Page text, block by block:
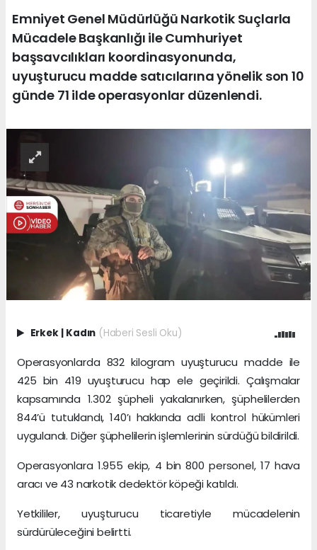
Emniyet Genel Müdürlüğü Narkotik Suçlarla
Mücadele Başkanlığı ile Cumhuriyet
başsavcılıkları koordinasyonunda,
uyuşturucu madde satıcılarına yönelik son 10
günde 71 ilde operasyonlar düzenlendi.
Erkek | Kadın (Haberi Sesli Oku)
Operasyonlarda 832 kilogram uyuşturucu madde ile
425 bin 419 uyuşturucu hap ele geçirildi. Çalışmalar
kapsamında 1.302 şüpheli yakalanırken, şüphelilerden
844’ü tutuklandı, 140’ı hakkında adli kontrol hükümleri
uygulandı. Diğer şüphelilerin işlemlerinin sürdüğü bildirildi.
Operasyonlara 1.955 ekip, 4 bin 800 personel, 17 hava
aracı ve 43 narkotik dedektör köpeği katıldı.
Yetkililer, uyuşturucu ticaretiyle mücadelenin
sürdürüleceğini belirtti.